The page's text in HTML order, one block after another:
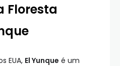
Floresta
EUA, El Yunque é um